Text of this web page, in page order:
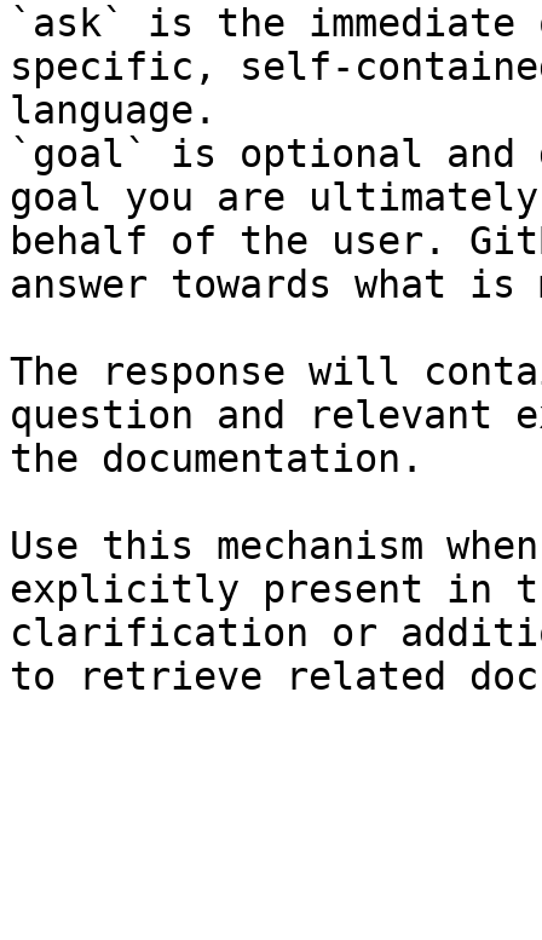
`ask` is the
specific, self-
language.
`goal` is optional and
goal you are
behalf of the user.
answer towards what
The response will
question and relevant
the documentation.
Use this mechanism
explicitly present in
clarification or